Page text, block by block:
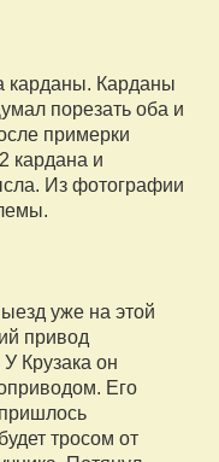
карданы. Карданы
порезать оба и
примерки
кардана и
Из фотографии
уже на этой
привод
Крузака он
Его
тросом от